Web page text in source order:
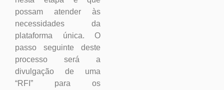
possam atender às
necessidades da
plataforma única. O
passo seguinte deste
processo será a
divulgação de uma
“RFI” para os